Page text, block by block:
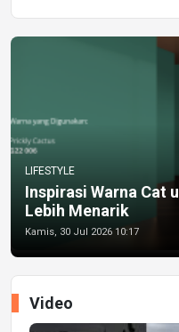
LIFESTYLE
Inspirasi Warna Cat
Lebih Menarik
Kamis, 30 Jul 2026 10:17
Video